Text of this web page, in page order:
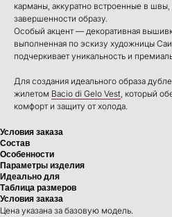
карманы, аккуратно встроенные в
завершенности образу.
Особый акцент — декоративная
выполненная по эскизу художницы
подчеркивает уникальность и
Для создания идеального образа
жилетом Bacio di Gelo Vest, который
комфорт и защиту от холода.
Условия заказа
Состав
Особенности
Параметры изделия
Идеально для
Таблица размеров
Условия заказа
Цена указана за базовую модель.